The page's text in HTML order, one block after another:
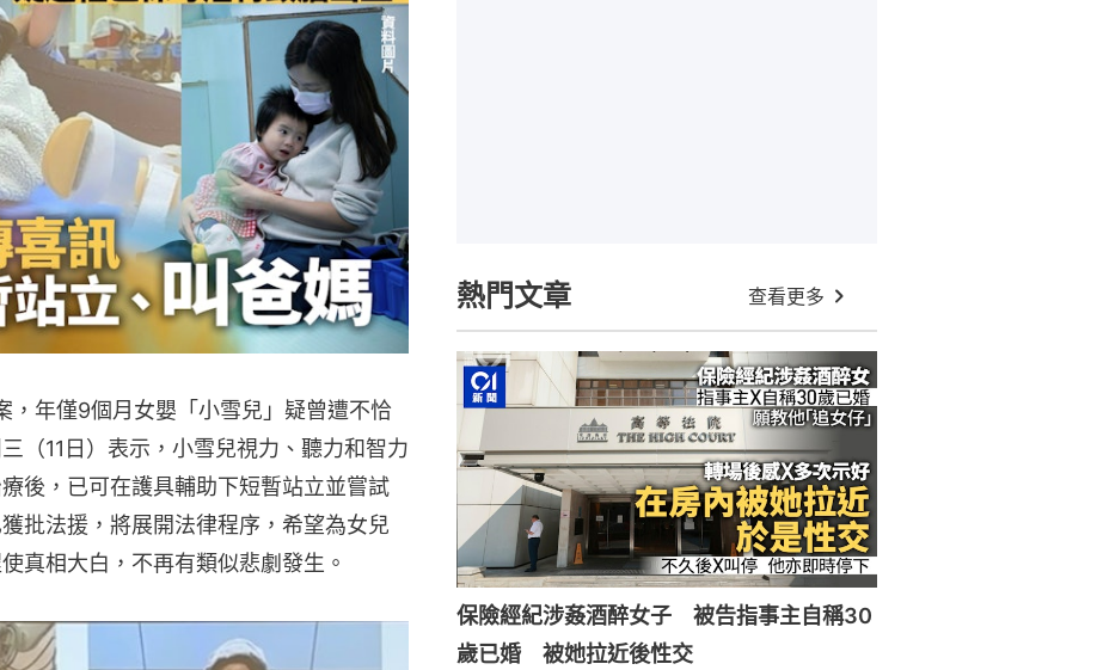
年僅9個月女嬰「小雪兒」疑曾遭不恰
（11日）表示，小雪兒視力、聽力和智力
後，已可在護具輔助下短暫站立並嘗試
批法援，將展開法律程序，希望為女兒
真相大白，不再有類似悲劇發生。
熱門文章 查看更多
保險經紀涉姦酒醉女子 被告指事主自稱30
歲已婚 被她拉近後性交